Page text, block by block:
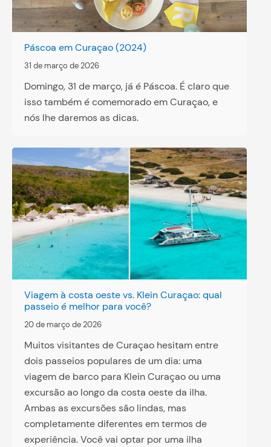
Páscoa em Curaçao (2024)
31 de março de 2026
Domingo, 31 de março, já é Páscoa. É claro que
isso também é comemorado em Curaçao, e
nós lhe daremos as dicas.
Viagem à costa oeste vs. Klein Curaçao: qual
passeio é melhor para você?
20 de março de 2026
Muitos visitantes de Curaçao hesitam entre
dois passeios populares de um dia: uma
viagem de barco para Klein Curaçao ou uma
excursão ao longo da costa oeste da ilha.
Ambas as excursões são lindas, mas
completamente diferentes em termos de
experiência. Você vai optar por uma ilha